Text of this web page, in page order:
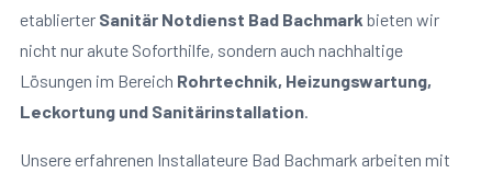
etablierter Sanitär Notdienst Bad Bachmark bieten wir
nicht nur akute Soforthilfe, sondern auch nachhaltige
Lösungen im Bereich Rohrtechnik, Heizungswartung,
Leckortung und Sanitärinstallation.
Unsere erfahrenen Installateure Bad Bachmark arbeiten mit